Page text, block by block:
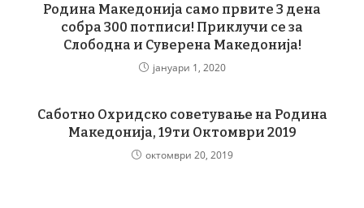
Родина Македонија само првите 3 дена
собра 300 потписи! Приклучи се за
Слободна и Суверена Македонија!
јануари 1, 2020
Саботно Охридско советување на Родина
Македонија, 19ти Октомври 2019
октомври 20, 2019